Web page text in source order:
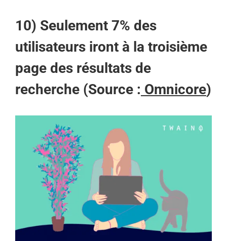
10) Seulement 7% des
utilisateurs iront à la troisième
page des résultats de
recherche (Source : Omnicore)